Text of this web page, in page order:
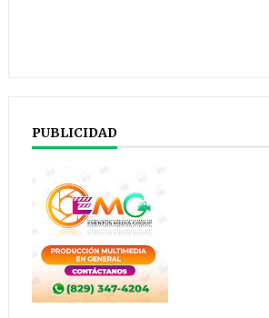
PUBLICIDAD